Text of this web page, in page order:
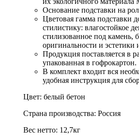
Основание подставки на
Цветовая гамма подставки
стилистику: влагостойкое
стилизованное под камень,
оригинальности и эстетики
Продукция поставляется в
упакованная в гофрокартон.
В комплект входит вся
удобная инструкция для
Цвет: белый бетон
Страна производства: Россия
Вес нетто: 12,7кг